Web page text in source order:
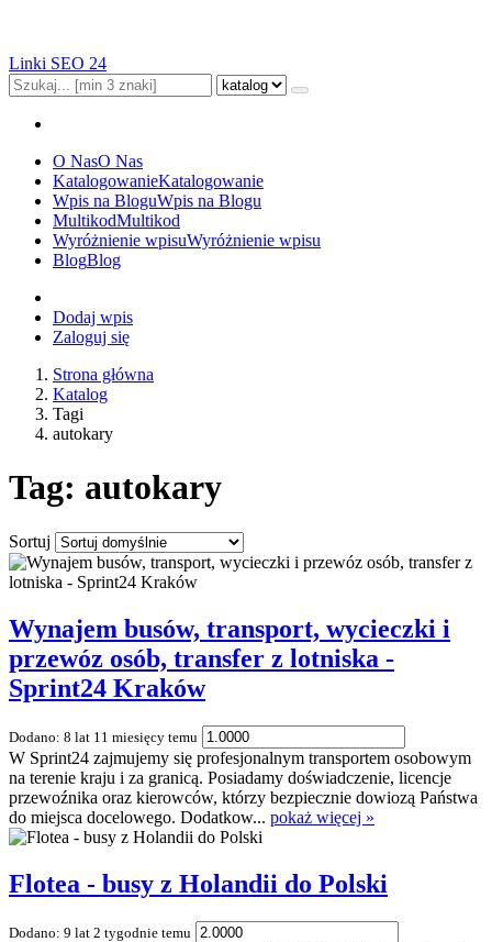
Linki SEO 24
O NasO Nas
KatalogowanieKatalogowanie
Wpis na BloguWpis na Blogu
MultikodMultikod
Wyróżnienie wpisuWyróżnienie wpisu
BlogBlog
Dodaj wpis
Zaloguj się
Strona główna
Katalog
Tagi
autokary
Tag: autokary
Sortuj
Wynajem busów, transport, wycieczki i
przewóz osób, transfer z lotniska -
Sprint24 Kraków
Dodano: 8 lat 11 miesięcy temu
W Sprint24 zajmujemy się profesjonalnym transportem osobowym
na terenie kraju i za granicą. Posiadamy doświadczenie, licencje
przewoźnika oraz kierowców, którzy bezpiecznie dowiozą Państwa
do miejsca docelowego. Dodatkow... pokaż więcej »
Flotea - busy z Holandii do Polski
Dodano: 9 lat 2 tygodnie temu